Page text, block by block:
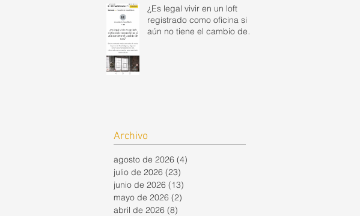
¿Es legal vivir en un loft
registrado como oficina si
aún no tiene el cambio de
Archivo
agosto de 2026 (4)
julio de 2026 (23)
junio de 2026 (13)
mayo de 2026 (2)
abril de 2026 (8)